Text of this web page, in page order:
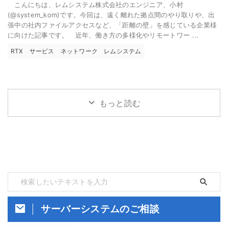
こんにちは、レムシステム株式会社のエンジニア、小村
(@system_kom)です。今回は、遠く離れた拠点間のやり取りや、出
張中の社内ファイルアクセスなど、「距離の壁」を感じている企業様
に向けた記事です。 近年、働き方の多様化やリモートワー ...
RTX サービス ネットワーク レムシステム
もっと読む
サーバーシステムのご相談